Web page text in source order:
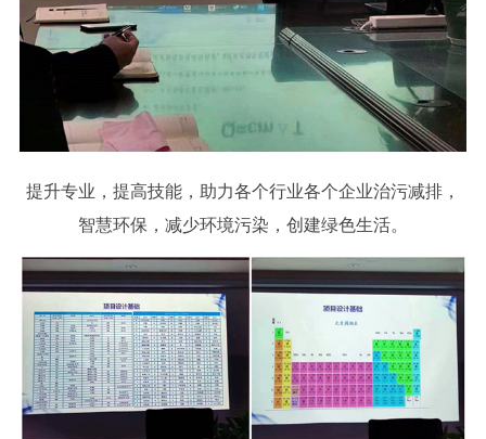
提升专业，提高技能，助力各个行业各个企业治污减排，
智慧环保，减少环境污染，创建绿色生活。